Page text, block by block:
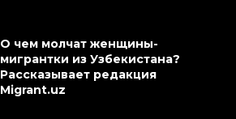
О чем молчат женщины-
мигрантки из Узбекистана?
Рассказывает редакция
Migrant.uz